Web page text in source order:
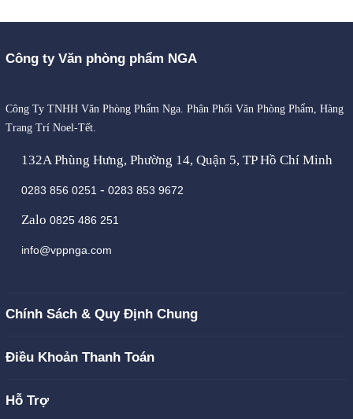
Công ty Văn phòng phẩm NGA
Công Ty TNHH Văn Phòng Phẩm Nga. Phân Phối Văn Phòng Phẩm, Hàng
Trang Trí Noel-Tết.
132A Phùng Hưng, Phường 14, Quận 5, TP Hồ Chí Minh
0283 856 0251 - 0283 853 9672
Zalo 0825 486 251
info@vppnga.com
Chính Sách & Quy Định Chung
Điều Khoản Thanh Toán
Hỗ Trợ